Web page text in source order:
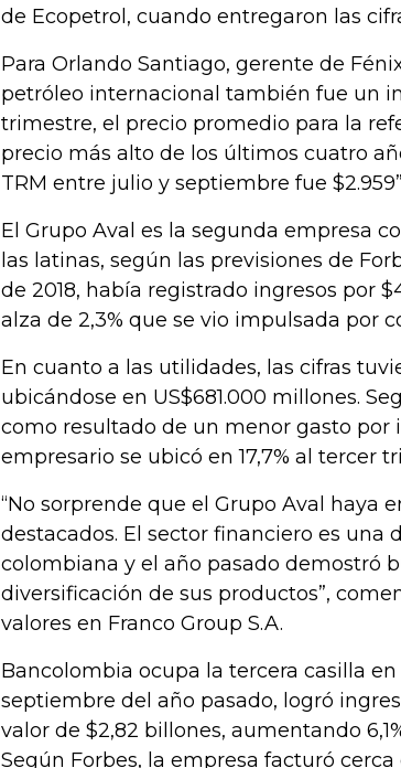
de Ecopetrol, cuando entregaron las
Para Orlando Santiago, gerente de
petróleo internacional también fue un
trimestre, el precio promedio para la
precio más alto de los últimos cuatro
TRM entre julio y septiembre fue
El Grupo Aval es la segunda empresa
las latinas, según las previsiones de
de 2018, había registrado ingresos por
alza de 2,3% que se vio impulsada por
En cuanto a las utilidades, las cifras
ubicándose en US$681.000 millones.
como resultado de un menor gasto por
empresario se ubicó en 17,7% al tercer
“No sorprende que el Grupo Aval haya
destacados. El sector financiero es una
colombiana y el año pasado demostró
diversificación de sus productos”,
valores en Franco Group S.A.
Bancolombia ocupa la tercera casilla
septiembre del año pasado, logró
valor de $2,82 billones, aumentando
Según Forbes, la empresa facturó cerca